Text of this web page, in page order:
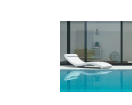
Garder
bon
niveau
d’eau